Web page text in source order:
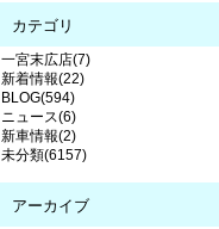
カテゴリ
一宮末広店(7)
新着情報(22)
BLOG(594)
ニュース(6)
新車情報(2)
未分類(6157)
アーカイブ